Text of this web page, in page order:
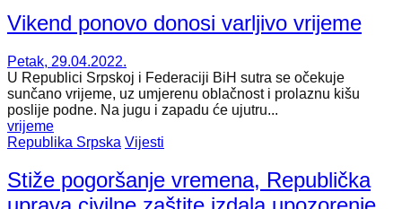
Vikend ponovo donosi varljivo vrijeme
Petak, 29.04.2022.
U Republici Srpskoj i Federaciji BiH sutra se očekuje
sunčano vrijeme, uz umjerenu oblačnost i prolaznu kišu
poslije podne. Na jugu i zapadu će ujutru...
vrijeme
Republika Srpska Vijesti
Stiže pogoršanje vremena, Republička